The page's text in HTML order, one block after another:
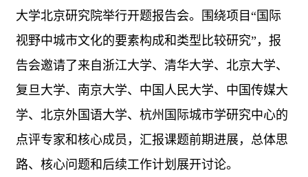
大学北京研究院举行开题报告会。围绕项目“国际
视野中城市文化的要素构成和类型比较研究”，报
告会邀请了来自浙江大学、清华大学、北京大学、
复旦大学、南京大学、中国人民大学、中国传媒大
学、北京外国语大学、杭州国际城市学研究中心的
点评专家和核心成员，汇报课题前期进展，总体思
路、核心问题和后续工作计划展开讨论。